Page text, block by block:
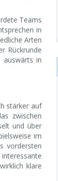
Teams
in
Arten
Rückrunde
auswärts in
stärker auf
zwischen
und über
im
vordersten
klare